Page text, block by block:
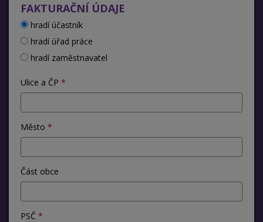
FAKTURAČNÍ ÚDAJE
hradí účastník
hradí úřad práce
hradí zaměstnavatel
Ulice a ČP
Město
Část obce
PSČ